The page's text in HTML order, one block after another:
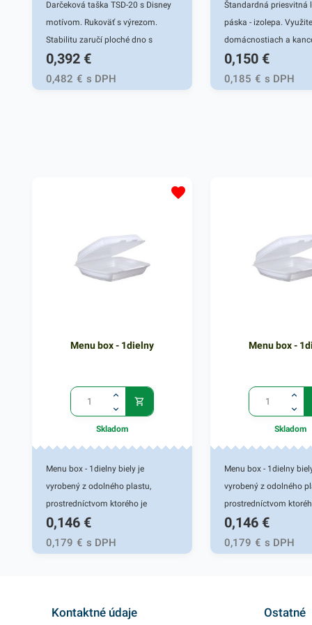
Darčeková taška TSD-20 s Disney
motívom. Rukoväť s výrezom.
Stabilitu zaručí ploché dno s
kvalitným lepením. Gramáž
170g/m2. Vhodná na darčekové
predmety pre najmenších s
0,392 €
0,482 € s DPH
Štandardná priesvitná
páska - izolepa.
domácnostiach a
balenie a archivovanie.
nepriepustná. Šírka
dlžka návinu 66m.
0,150 €
0,185 € s DPH
Menu box - 1dielny
Skladom
Menu box - 1dielny biely je
vyrobený z odolného plastu,
prostredníctvom ktorého je
praktickým pomocníkom pri balení
rôznych jedál. Taktiež má skvelé
termoregulačné vlastnosti -
dobu. Menu box je vhodný na teplé
0,146 €
0,179 € s DPH
Menu box -
Skladom
Menu box - 1dielny
vyrobený z odolného
prostredníctvom
praktickým
rôznych jedál. Taktiež
termoregulačné
dobu. Menu box je
0,146 €
0,179 € s DPH
Kontaktné údaje Ostatné